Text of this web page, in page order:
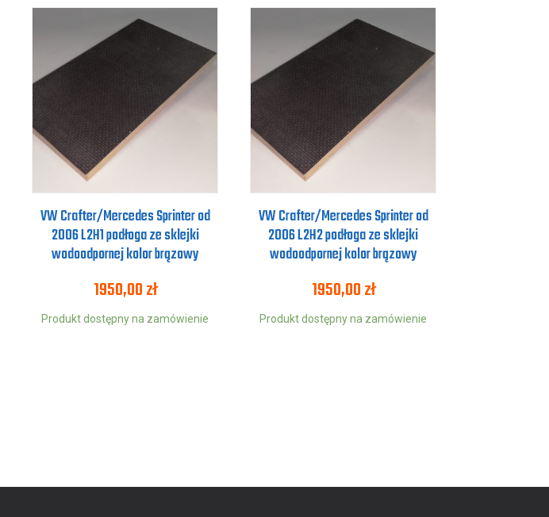
VW Crafter/Mercedes Sprinter od
2006 L2H1 podłoga ze sklejki
wodoodpornej kolor brązowy
1950,00zł
Produkt dostępny na zamówienie
VW Crafter/Mercedes Sprinter od
2006 L2H2 podłoga ze sklejki
wodoodpornej kolor brązowy
1950,00zł
Produkt dostępny na zamówienie